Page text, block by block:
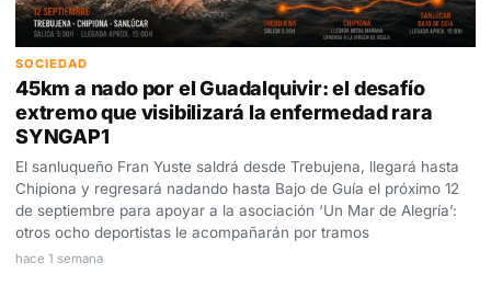
SOCIEDAD
45km a nado por el Guadalquivir: el desafío
extremo que visibilizará la enfermedad rara
SYNGAP1
El sanluqueño Fran Yuste saldrá desde Trebujena, llegará hasta
Chipiona y regresará nadando hasta Bajo de Guía el próximo 12
de septiembre para apoyar a la asociación ‘Un Mar de Alegría’:
otros ocho deportistas le acompañarán por tramos
hace 1 semana